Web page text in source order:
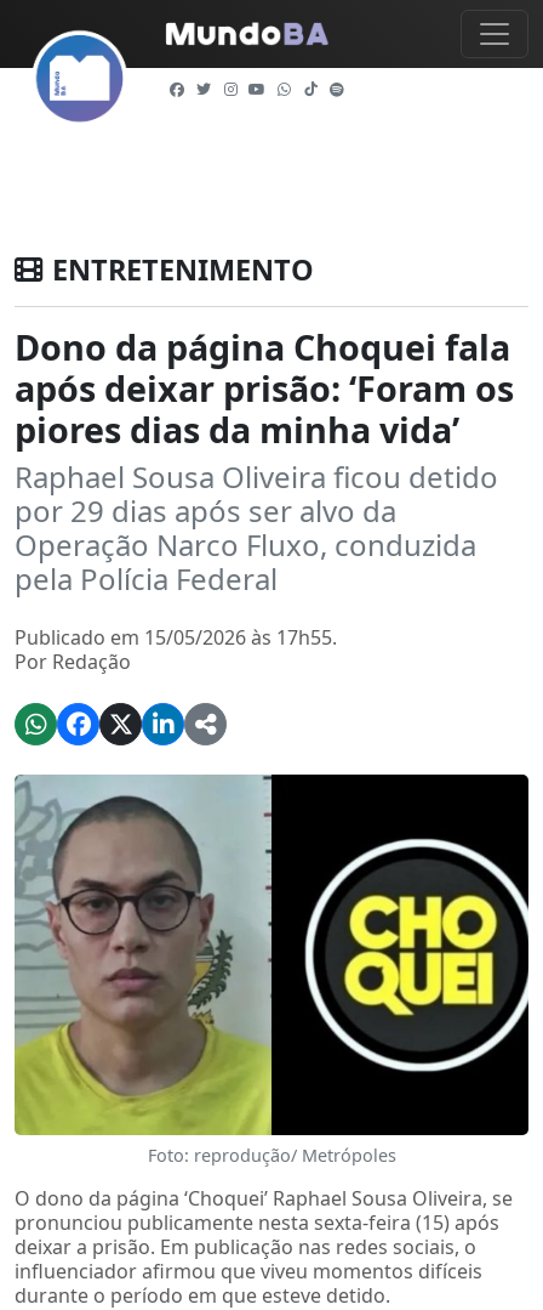
ENTRETENIMENTO
Dono da página Choquei fala
após deixar prisão: ‘Foram os
piores dias da minha vida’
Raphael Sousa Oliveira ficou detido
por 29 dias após ser alvo da
Operação Narco Fluxo, conduzida
pela Polícia Federal
Publicado em 15/05/2026 às 17h55.
Por Redação
Foto: reprodução/ Metrópoles
O dono da página ‘Choquei’ Raphael Sousa Oliveira, se
pronunciou publicamente nesta sexta-feira (15) após
deixar a prisão. Em publicação nas redes sociais, o
influenciador afirmou que viveu momentos difíceis
durante o período em que esteve detido.